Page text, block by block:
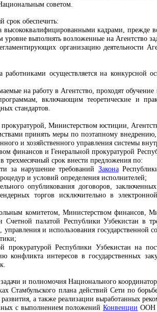
советом.
срок обеспечить:
высококвалифицированными кадрами, прежде
выполнять возложенные на Агентство
организацию деятельности
работниками осуществляется на
на работу в Агентство, проходят обучение
включающим теоретические и
стандартов.
прокуратурой, Министерством юстиции,
принять меры по поэтапному
и хозяйственного управления системы
финансов и Генеральной прокуратурой
трехмесячный срок внести предложения по:
за нарушение требований Закона
и условий определения исполнителей;
опубликования договоров,
торгов исключительно в
комитетом, Министерством финансов,
палатой Республики Узбекистан в
управления и использования
прокуратурой Республики Узбекистан на
конфликта интересов в государственных
и полномочия Национального
Стамбульского плана действий Сети по
развития, а также реализации выработанных
с выполнением положенийКонвенции ООН